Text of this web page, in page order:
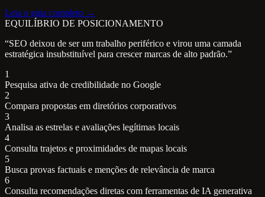
Leia o guia completo →
EQUILÍBRIO DE POSICIONAMENTO
“SEO deixou de ser um trabalho periférico e virou uma camada
estratégica insubstituível para crescer marcas de alto padrão.”
1
Pesquisa ativa de credibilidade no Google
2
Compara propostas em diretórios corporativos
3
Analisa as estrelas e avaliações legítimas locais
4
Consulta trajetos e proximidades de mapas locais
5
Busca provas factuais e menções de relevância de marca
6
Consulta recomendações diretas com ferramentas de IA generativa